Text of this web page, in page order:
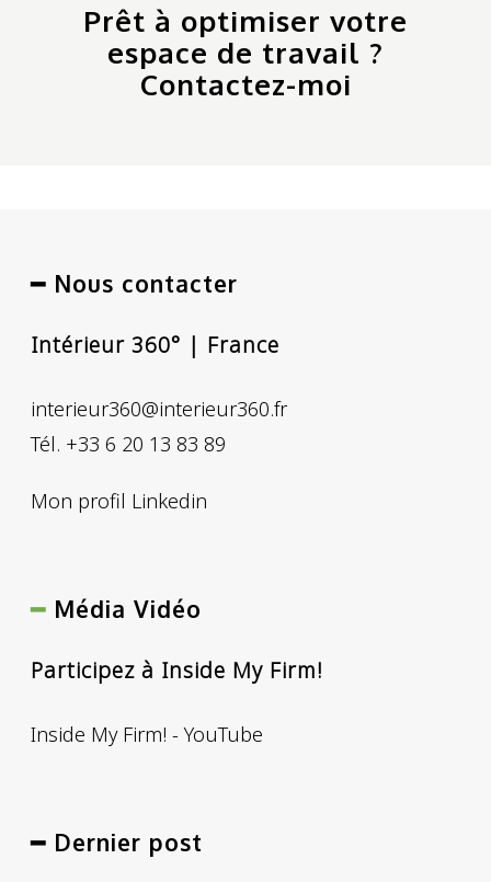
Prêt à optimiser votre
espace de travail ?
Contactez-moi
━ Nous contacter
Intérieur 360° | France
interieur360@interieur360.fr
Tél. +33 6 20 13 83 89
Mon profil Linkedin
━ Média Vidéo
Participez à Inside My Firm!
Inside My Firm! - YouTube
━ Dernier post